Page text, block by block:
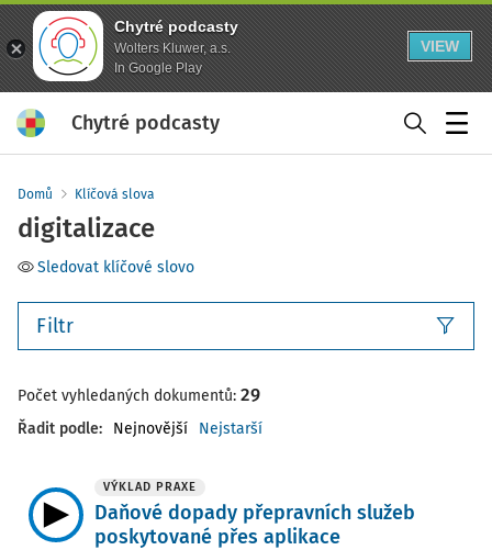
Chytré podcasty
Wolters Kluwer, a.s.
In Google Play
VIEW
Chytré podcasty
Domů Klíčová slova
digitalizace
Sledovat klíčové slovo
Filtr
Počet vyhledaných dokumentů: 29
Řadit podle: Nejnovější Nejstarší
VÝKLAD PRAXE
Daňové dopady přepravních služeb
poskytované přes aplikace